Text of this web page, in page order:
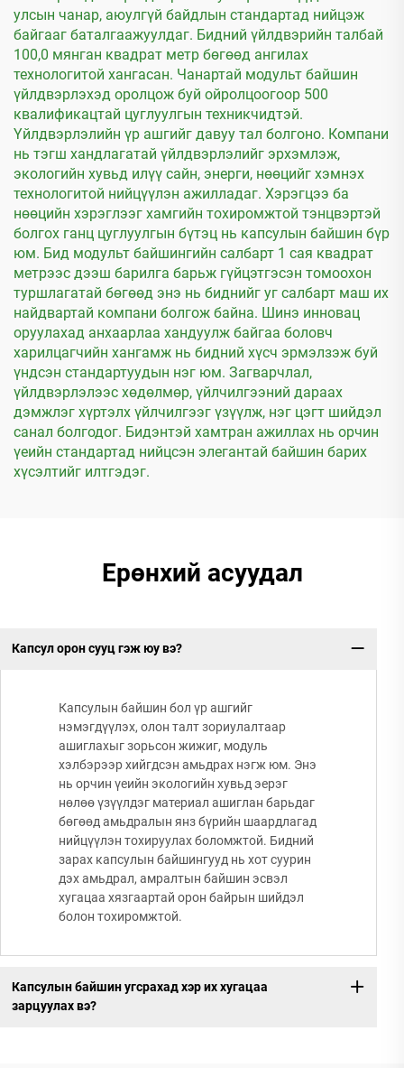
улсын чанар, аюулгүй байдлын стандартад нийцэж
байгааг баталгаажуулдаг. Бидний үйлдвэрийн талбай
100,0 мянган квадрат метр бөгөөд ангилах
технологитой хангасан. Чанартай модульт байшин
үйлдвэрлэхэд оролцож буй ойролцоогоор 500
квалификацтай цуглуулгын техникчидтэй.
Үйлдвэрлэлийн үр ашгийг давуу тал болгоно. Компани
нь тэгш хандлагатай үйлдвэрлэлийг эрхэмлэж,
экологийн хувьд илүү сайн, энерги, нөөцийг хэмнэх
технологитой нийцүүлэн ажилладаг. Хэрэгцээ ба
нөөцийн хэрэглээг хамгийн тохиромжтой тэнцвэртэй
болгох ганц цуглуулгын бүтэц нь капсулын байшин бүр
юм. Бид модульт байшингийн салбарт 1 сая квадрат
метрээс дээш барилга барьж гүйцэтгэсэн томоохон
туршлагатай бөгөөд энэ нь биднийг уг салбарт маш их
найдвартай компани болгож байна. Шинэ инновац
оруулахад анхаарлаа хандуулж байгаа боловч
харилцагчийн хангамж нь бидний хүсч эрмэлзэж буй
үндсэн стандартуудын нэг юм. Загварчлал,
үйлдвэрлэлээс хөдөлмөр, үйлчилгээний дараах
дэмжлэг хүртэлх үйлчилгээг үзүүлж, нэг цэгт шийдэл
санал болгодог. Бидэнтэй хамтран ажиллах нь орчин
үеийн стандартад нийцсэн элегантай байшин барих
хүсэлтийг илтгэдэг.
Ерөнхий асуудал
Капсул орон сууц гэж юу вэ?
Капсулын байшин бол үр ашгийг
нэмэгдүүлэх, олон талт зориулалтаар
ашиглахыг зорьсон жижиг, модуль
хэлбэрээр хийгдсэн амьдрах нэгж юм. Энэ
нь орчин үеийн экологийн хувьд эерэг
нөлөө үзүүлдэг материал ашиглан барьдаг
бөгөөд амьдралын янз бүрийн шаардлагад
нийцүүлэн тохируулах боломжтой. Бидний
зарах капсулын байшингууд нь хот суурин
дэх амьдрал, амралтын байшин эсвэл
хугацаа хязгаартай орон байрын шийдэл
болон тохиромжтой.
Капсулын байшин угсрахад хэр их хугацаа
зарцуулах вэ?